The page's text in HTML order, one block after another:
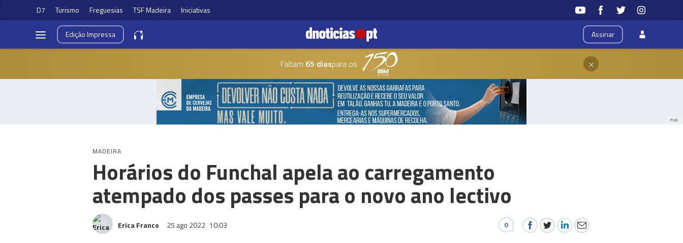
D7 Turismo Freguesias TSF Madeira Iniciativas
Assinar
EdiçãoImpressa
Faltam 65 diaspara os ×
PUB
MADEIRA
Horários do Funchal apela ao carregamento
atempado dos passes para o novo ano lectivo
Erica Franco 25 ago 2022 10:03 0